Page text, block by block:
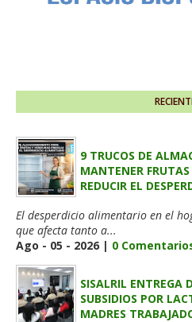
9 TRUCOS DE
MANTENER FRUTAS
REDUCIR EL
El desperdicio alimentario en el
que afecta tanto a...
Ago - 05 - 2026 | 0
SISALRIL ENTREGA
SUBSIDIOS POR
MADRES